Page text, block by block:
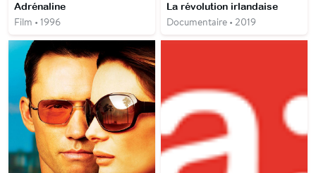
Adrénaline
Film • 1996
La révolution irlandaise
Documentaire • 2019